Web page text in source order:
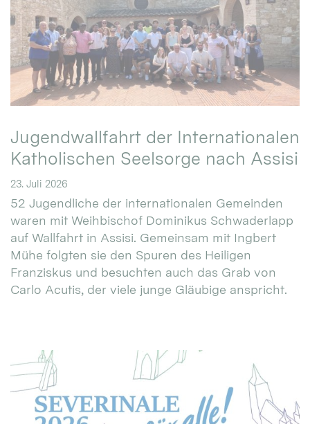
Jugendwallfahrt der Internationalen
Katholischen Seelsorge nach Assisi
23. Juli 2026
52 Jugendliche der internationalen Gemeinden
waren mit Weihbischof Dominikus Schwaderlapp
auf Wallfahrt in Assisi. Gemeinsam mit Ingbert
Mühe folgten sie den Spuren des Heiligen
Franziskus und besuchten auch das Grab von
Carlo Acutis, der viele junge Gläubige anspricht.